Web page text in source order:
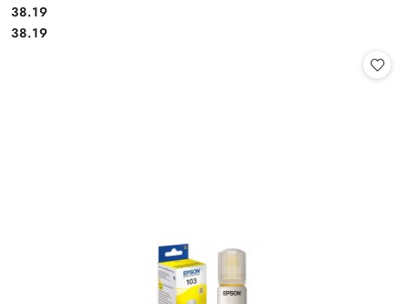
Cena:
38.19
Cena:
38.19